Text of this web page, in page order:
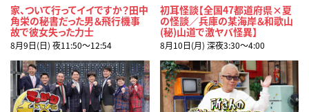
家、ついて行ってイイですか？田中
角栄の秘書だった男＆飛行機事
故で彼女失った力士
8月9日(日) 夜11:50〜12:54
初耳怪談【全国47都道府県×夏
の怪談／兵庫の某海岸＆和歌山
(秘)山道で激ヤバ怪異】
8月10日(月) 深夜3:30〜4:00